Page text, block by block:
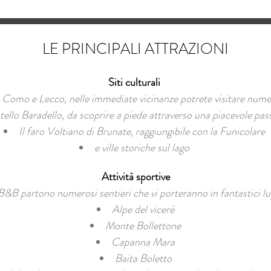
LE PRINCIPALI ATTRAZIONI
Siti culturali
e Lecco, nelle immediate vicinanze potrete visitare
Baradello, da scoprire a piede attraverso una piacevole
Il faro Voltiano di Brunate, raggiungibile con la Funicolare
e ville storiche sul lago
Attività sportive
partono numerosi sentieri che vi porteranno in fantastici
Alpe del vicerè
Monte Bollettone
Capanna Mara
Baita Boletto